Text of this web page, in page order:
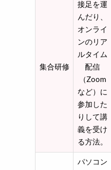
集合研修
接足を運
んだり、
オンライ
ンのリア
ルタイム
配信
（Zoom
など）に
参加した
りして講
義を受け
る方法。
パソコン